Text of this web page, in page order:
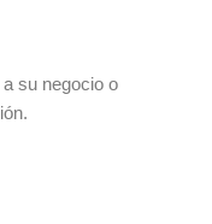
su negocio o